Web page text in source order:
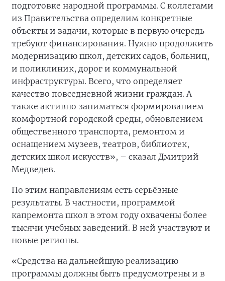
подготовке народной программы. С коллегами
из Правительства определим конкретные
объекты и задачи, которые в первую очередь
требуют финансирования. Нужно продолжить
модернизацию школ, детских садов, больниц,
и поликлиник, дорог и коммунальной
инфраструктуры. Всего, что определяет
качество повседневной жизни граждан. А
также активно заниматься формированием
комфортной городской среды, обновлением
общественного транспорта, ремонтом и
оснащением музеев, театров, библиотек,
детских школ искусств», – сказал Дмитрий
Медведев.
По этим направлениям есть серьёзные
результаты. В частности, программой
капремонта школ в этом году охвачены более
тысячи учебных заведений. В ней участвуют и
новые регионы.
«Средства на дальнейшую реализацию
программы должны быть предусмотрены и в